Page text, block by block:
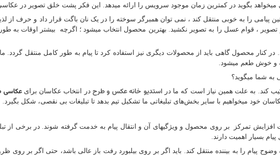
میخواهد بگوید در کمترین زمان موجود سرویس را ارائه میدهد. این فکر پشت خلق تصویر در
پیامی را به خوبی منتقل کند ، نمی توان همبرگر سوخته را در یک نان باگت قرار داد و حرف از
، قوام عسل را به تصویر نکشید. بهترین محصول انتخاب میشود ؛ اگرچه بیشتر اوقات به
محصول گاهی باید از محصولات دیگری نیز استفاده کرد تا پیام به طور کامل منتقل گردد.
و خوش طعم میشود.
به شما میگوید؟
کند. به علت همین نیاز است که ما در استدیو خانه عکس و طرح در انتخاب عکاسان برایعکاسی
خود میخواهیم با سایر بخش‌های تبلیغاتی ما تشکیل تیم بدهد تا تبلیغات بی نقصی، شکل بگیرد.
تمرکز بر روی محصول و ویژگیهای آن و انتقال پیام به خدمت گرفته شوند. در برخی از
بسیار اهمیت دارند.
وضوح پیام را به بیننده منتقل کند. باید اگر بر روی بیلبورد رفت باز عالی باشد، حتی اگر بر روی